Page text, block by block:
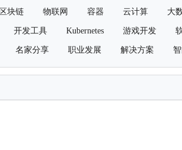
区块链 物联网 容器 云计算 大
开发工具 Kubernetes 游戏开发
名家分享 职业发展 解决方案